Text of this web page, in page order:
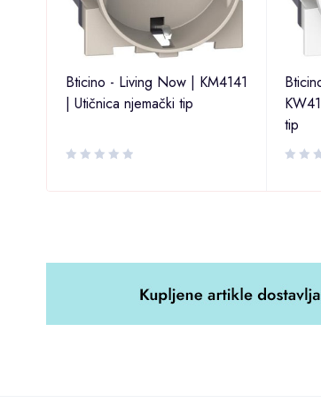
Bticino - Living Now | KM4141
| Utičnica njemački tip
tip